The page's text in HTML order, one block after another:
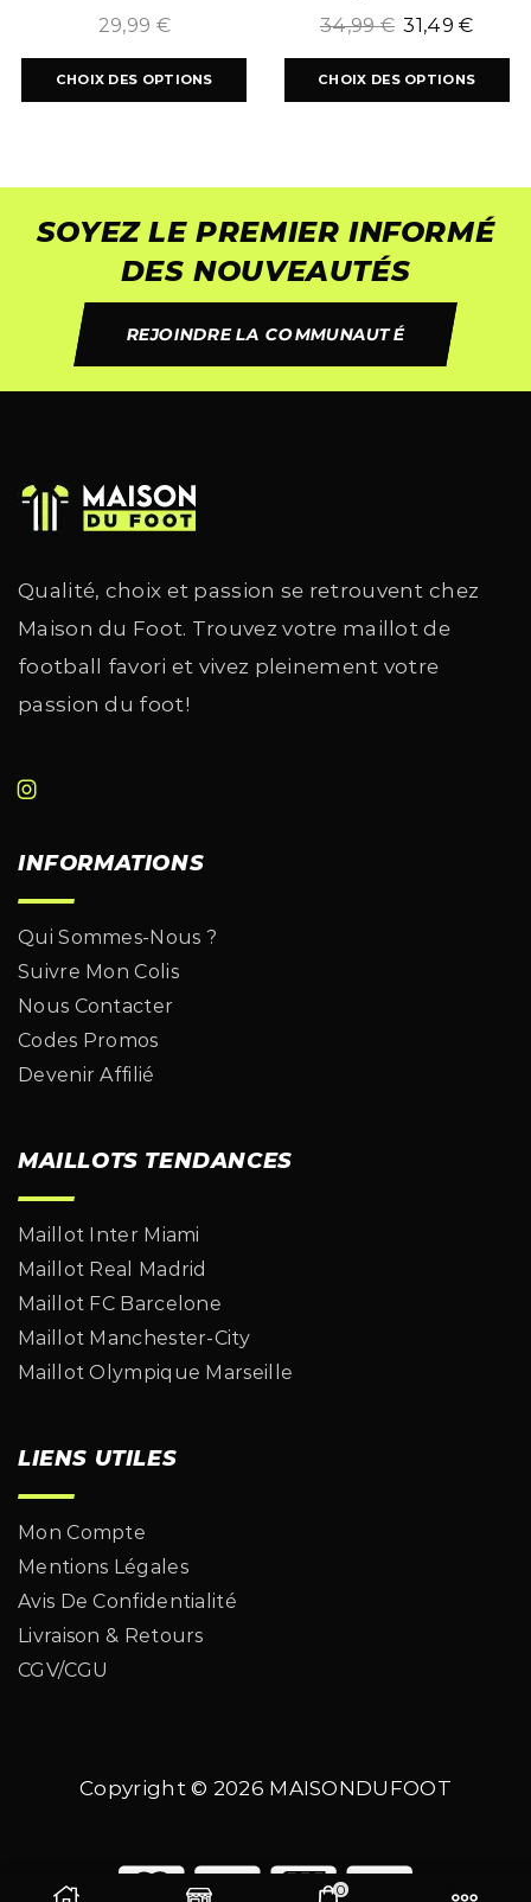
EURO 2024
29,99 €
CHOIX DES OPTIONS
1998
34,99€ 31,49€
CHOIX DES OPTIONS
SOYEZ LE PREMIER INFORMÉ
DES NOUVEAUTÉS
REJOINDRE LA COMMUNAUTÉ
Qualité, choix et passion se retrouvent chez
Maison du Foot. Trouvez votre maillot de
football favori et vivez pleinement votre
passion du foot!
INFORMATIONS
Qui Sommes-Nous ?
Suivre Mon Colis
Nous Contacter
Codes Promos
Devenir Affilié
MAILLOTS TENDANCES
Maillot Inter Miami
Maillot Real Madrid
Maillot FC Barcelone
Maillot Manchester-City
Maillot Olympique Marseille
LIENS UTILES
Mon Compte
Mentions Légales
Avis De Confidentialité
Livraison & Retours
CGV/CGU
Copyright © 2026 MAISONDUFOOT
0